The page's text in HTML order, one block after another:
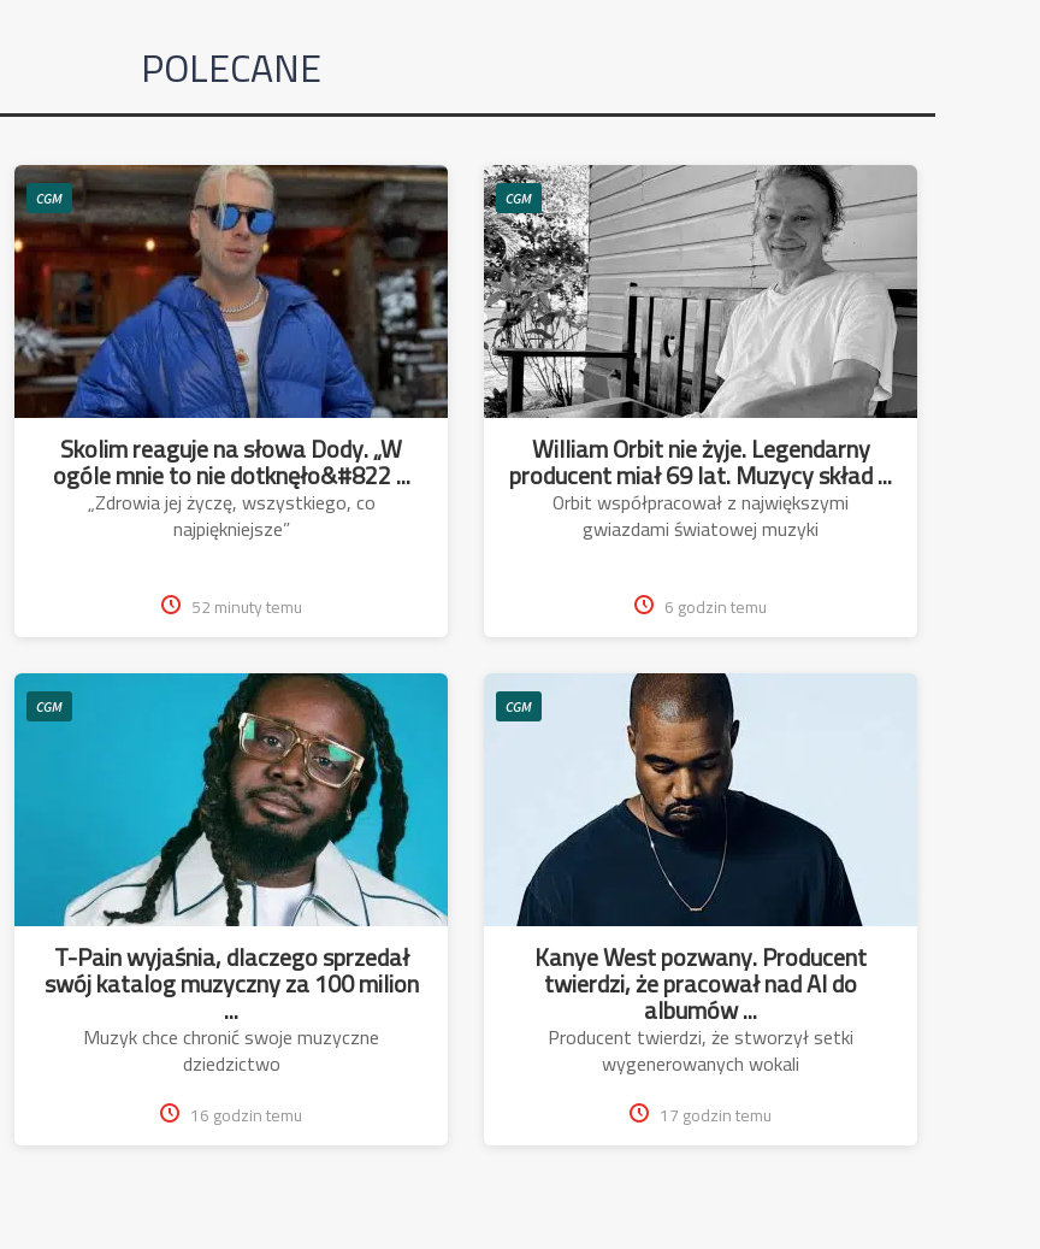
POLECANE
CGM
Skolim reaguje na słowa Dody. „W
ogóle mnie to nie dotknęło&#822 ...
„Zdrowia jej życzę, wszystkiego, co
najpiękniejsze”
52 minuty temu
CGM
William Orbit nie żyje. Legendarny
producent miał 69 lat. Muzycy skład ...
Orbit współpracował z największymi
gwiazdami światowej muzyki
6 godzin temu
CGM
T-Pain wyjaśnia, dlaczego sprzedał
swój katalog muzyczny za 100 milion
...
Muzyk chce chronić swoje muzyczne
dziedzictwo
16 godzin temu
CGM
Kanye West pozwany. Producent
twierdzi, że pracował nad AI do
albumów ...
Producent twierdzi, że stworzył setki
wygenerowanych wokali
17 godzin temu